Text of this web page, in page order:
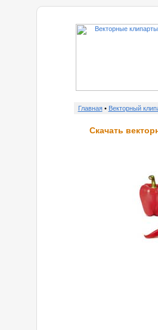
Главная• Векторный
Скачать